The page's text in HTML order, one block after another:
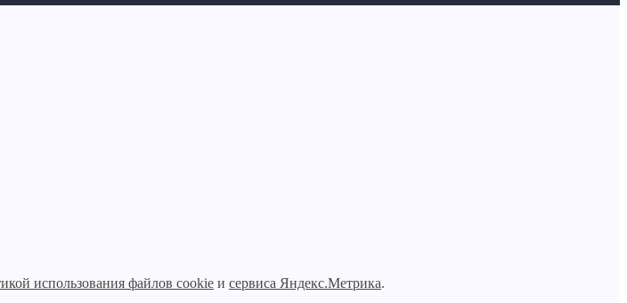
использования файлов cookie и сервиса Яндекс.Метрика.